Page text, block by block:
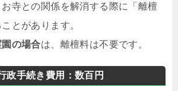
寺との関係を解消する際に「離檀
とがあります。
の場合は、離檀料は不要です。
政手続き費用：数百円